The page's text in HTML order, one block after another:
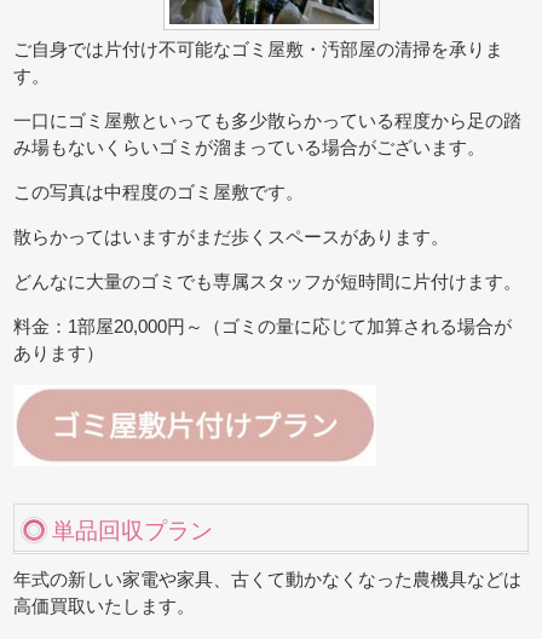
ご自身では片付け不可能なゴミ屋敷・汚部屋の清掃を承りま
す。
一口にゴミ屋敷といっても多少散らかっている程度から足の踏
み場もないくらいゴミが溜まっている場合がございます。
この写真は中程度のゴミ屋敷です。
散らかってはいますがまだ歩くスペースがあります。
どんなに大量のゴミでも専属スタッフが短時間に片付けます。
料金：1部屋20,000円～（ゴミの量に応じて加算される場合が
あります）
単品回収プラン
年式の新しい家電や家具、古くて動かなくなった農機具などは
高価買取いたします。